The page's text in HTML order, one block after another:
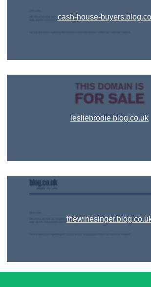
cash-house-
lesliebrodie.blog.co.uk